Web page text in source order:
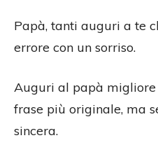
Papà, tanti auguri a te
errore con un sorriso.
Auguri al papà migliore
frase più originale, ma
sincera.